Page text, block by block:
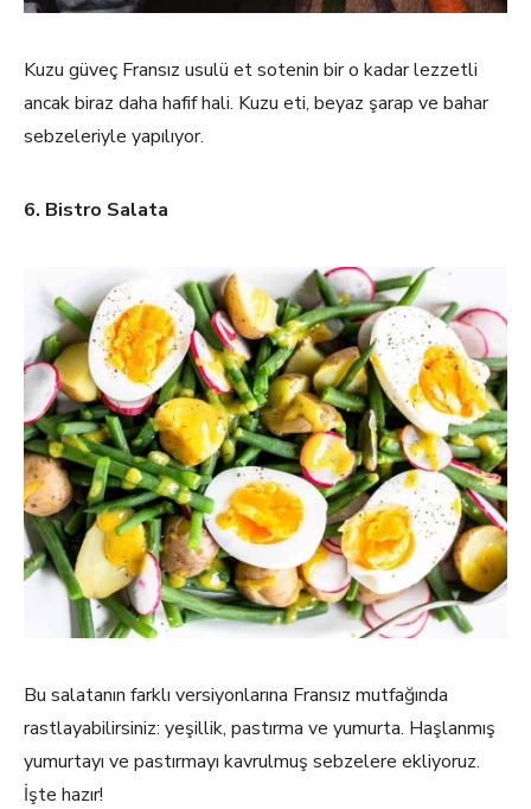
Kuzu güveç Fransız usulü et sotenin bir o kadar lezzetli
ancak biraz daha hafif hali. Kuzu eti, beyaz şarap ve bahar
sebzeleriyle yapılıyor.
6. Bistro Salata
Bu salatanın farklı versiyonlarına Fransız mutfağında
rastlayabilirsiniz: yeşillik, pastırma ve yumurta. Haşlanmış
yumurtayı ve pastırmayı kavrulmuş sebzelere ekliyoruz.
İşte hazır!